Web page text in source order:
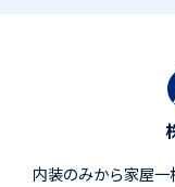
内装のみから家屋